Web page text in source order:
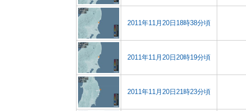
2011年11月20日18時38分頃
2011年11月20日20時19分頃
2011年11月20日21時23分頃